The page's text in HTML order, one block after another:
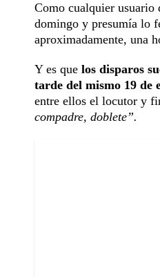
Como cualquier usuario
domingo y presumía lo
aproximadamente, una
Y es que los disparos
tarde del mismo 19 de
entre ellos el locutor y
compadre, doblete”.